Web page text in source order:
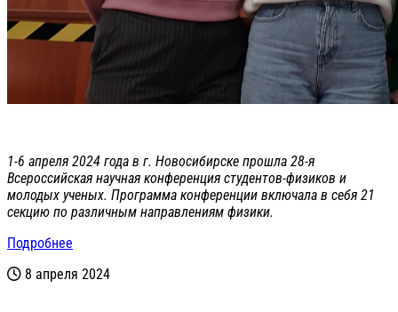
1-6 апреля 2024 года в г. Новосибирске прошла 28-я
Всероссийская научная конференция студентов-физиков и
молодых ученых. Программа конференции включала в себя 21
секцию по различным направлениям физики.
Подробнее
8 апреля 2024